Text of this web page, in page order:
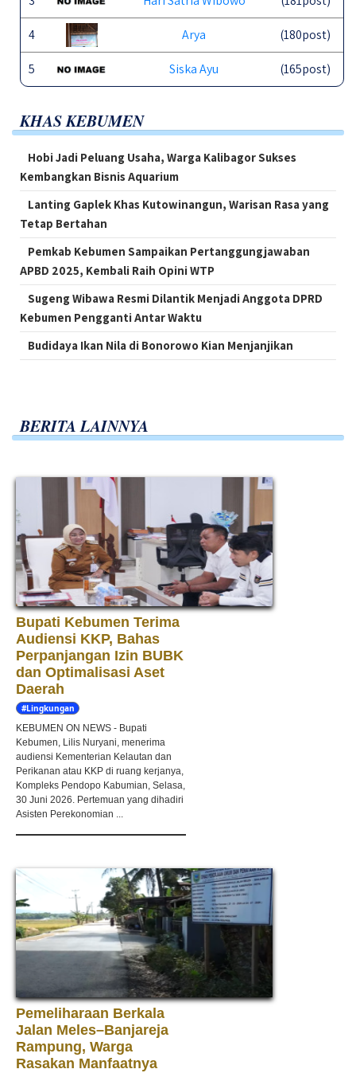
4 Arya (180post)
5 Siska Ayu (165post)
KHAS KEBUMEN
Hobi Jadi Peluang Usaha, Warga Kalibagor Sukses
Kembangkan Bisnis Aquarium
Lanting Gaplek Khas Kutowinangun, Warisan Rasa yang
Tetap Bertahan
Pemkab Kebumen Sampaikan Pertanggungjawaban
APBD 2025, Kembali Raih Opini WTP
Sugeng Wibawa Resmi Dilantik Menjadi Anggota DPRD
Kebumen Pengganti Antar Waktu
Budidaya Ikan Nila di Bonorowo Kian Menjanjikan
BERITA LAINNYA
Bupati Kebumen Terima
Audiensi KKP, Bahas
Perpanjangan Izin BUBK
dan Optimalisasi Aset
Daerah
#Lingkungan
KEBUMEN ON NEWS - Bupati
Kebumen, Lilis Nuryani, menerima
audiensi Kementerian Kelautan dan
Perikanan atau KKP di ruang kerjanya,
Kompleks Pendopo Kabumian, Selasa,
30 Juni 2026. Pertemuan yang dihadiri
Asisten Perekonomian ...
Pemeliharaan Berkala
Jalan Meles–Banjareja
Rampung, Warga
Rasakan Manfaatnya